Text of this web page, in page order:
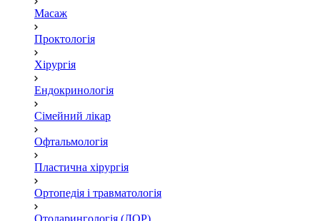
Масаж
Проктологія
Хірургія
Ендокринологія
Сімейний лікар
Офтальмологія
Пластична хірургія
Ортопедія і травматологія
Отоларингологія (ЛОР)